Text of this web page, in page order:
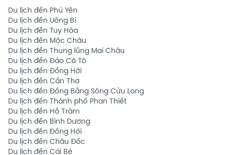
Du lịch đến Phú Yên
Du lịch đến Uông Bí
Du lịch đến Tuy Hòa
Du lịch đến Mộc Châu
Du lịch đến Thung lũng Mai Châu
Du lịch đến Đảo Cô Tô
Du lịch đến Đồng Hới
Du lịch đến Cần Thơ
Du lịch đến Đồng Bằng Sông Cửu Long
Du lịch đến Thành phố Phan Thiết
Du lịch đến Hồ Tràm
Du lịch đến Bình Dương
Du lịch đến Đồng Hới
Du lịch đến Châu Đốc
Du lịch đến Cái Bè